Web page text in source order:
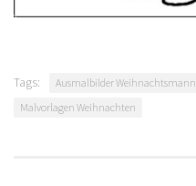
Tags: Ausmalbilder Weihnachtsmann
Malvorlagen Weihnachten